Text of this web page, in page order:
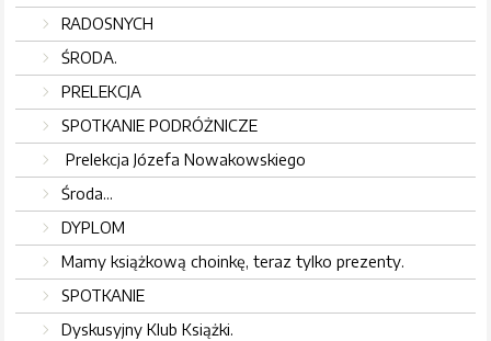
RADOSNYCH
ŚRODA.
PRELEKCJA
SPOTKANIE PODRÓŻNICZE
Prelekcja Józefa Nowakowskiego
Środa...
DYPLOM
Mamy książkową choinkę, teraz tylko prezenty.
SPOTKANIE
Dyskusyjny Klub Książki.